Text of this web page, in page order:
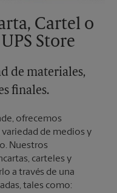
Cartel o
Store
de materiales,
finales.
ofrecemos
de medios y
Nuestros
carteles y
a través de una
tales como: